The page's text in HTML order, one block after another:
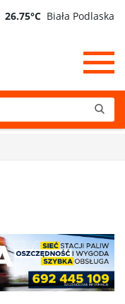
26.75°C Biała Podlaska